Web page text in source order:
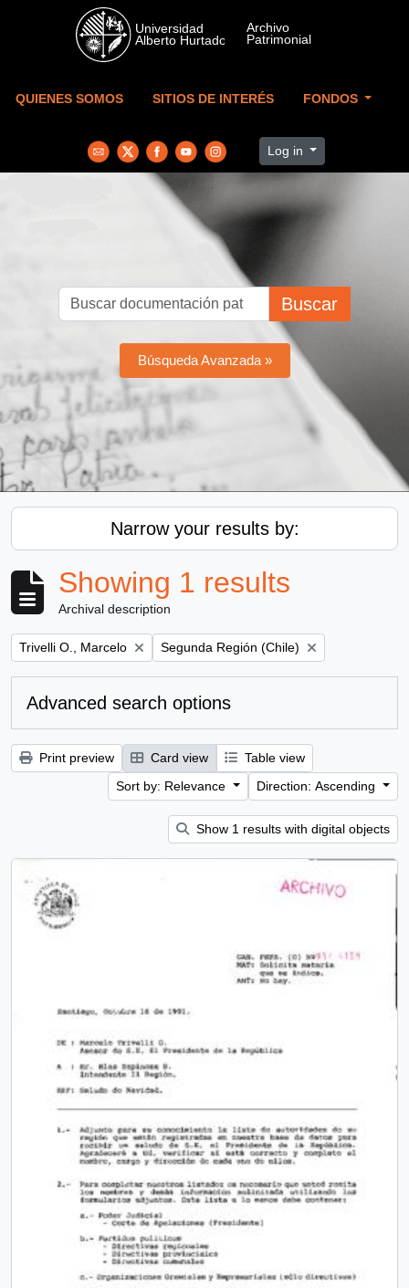
Skip to main content
QUIENES SOMOS SITIOS DE INTERÉS FONDOS
Log in
Buscar
Búsqueda Avanzada »
Narrow your results by:
Showing 1 results
Archival description
Remove filter:
Trivelli O., Marcelo Remove filter:
Segunda Región (Chile)
Advanced search options
Print preview Card view
Table view
Sort by: Relevance
Direction: Ascending
Show 1 results with digital objects